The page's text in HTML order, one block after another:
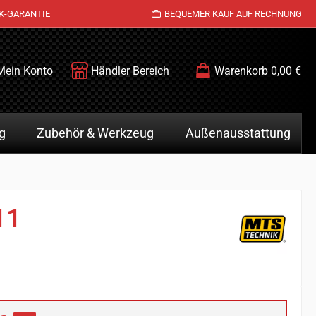
GARANTIE BEQUEMER KAUF AUF RECHNUNG
Konto Händler Bereich Warenkorb 0,00 €
Zubehör & Werkzeug Außenausstattung